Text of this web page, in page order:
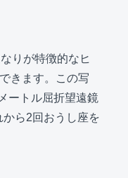
りが特徴的なヒ
きます。この写
ートル屈折望遠鏡
ら2回おうし座を